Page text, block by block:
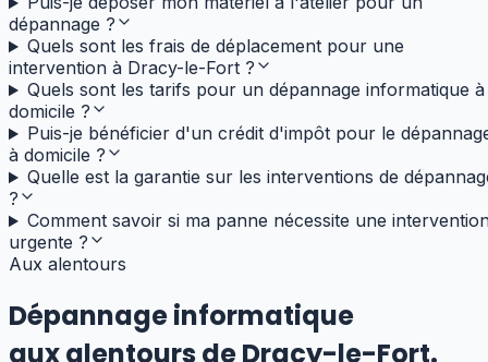
dépannage ?
Quels sont les frais de déplacement pour une
intervention à Dracy-le-Fort ?
Quels sont les tarifs pour un dépannage informatique à
domicile ?
Puis-je bénéficier d'un crédit d'impôt pour le
à domicile ?
Quelle est la garantie sur les interventions de
?
Comment savoir si ma panne nécessite une
urgente ?
Aux alentours
Dépannage informatique
aux alentours deDracy-le-Fort.